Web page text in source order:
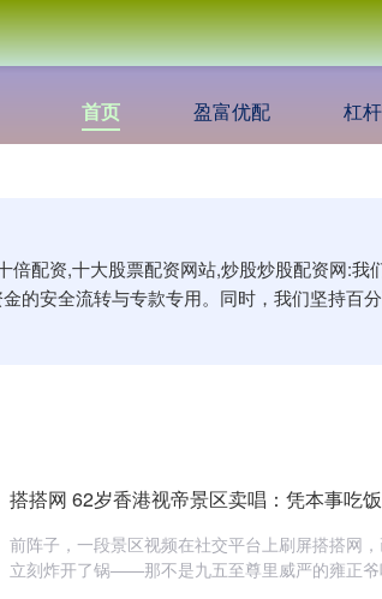
首页 盈富优配 杠
倍配资,十大股票配资网站,炒股炒股配资网:
的安全流转与专款专用。同时，我们坚持
搭搭网 62岁香港视帝景区卖唱：凭本事吃
前阵子，一段景区视频在社交平台上刷屏搭搭网
立刻炸开了锅——那不是九五至尊里威严的雍正